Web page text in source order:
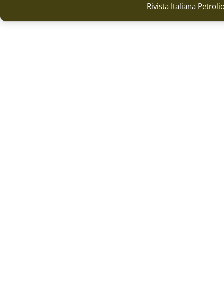
Rivista Italiana